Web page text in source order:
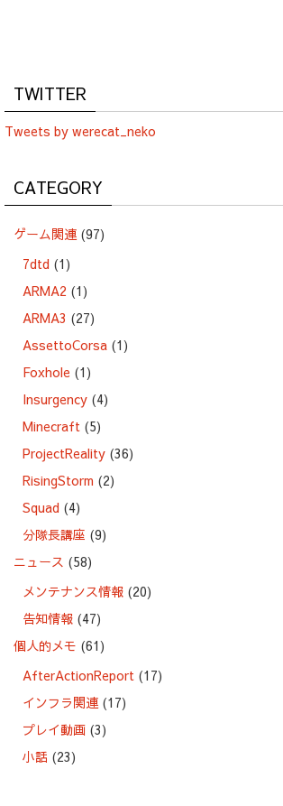
TWITTER
Tweets by werecat_neko
CATEGORY
ゲーム関連 (97)
7dtd (1)
ARMA2 (1)
ARMA3 (27)
AssettoCorsa (1)
Foxhole (1)
Insurgency (4)
Minecraft (5)
ProjectReality (36)
RisingStorm (2)
Squad (4)
分隊長講座 (9)
ニュース (58)
メンテナンス情報 (20)
告知情報 (47)
個人的メモ (61)
AfterActionReport (17)
インフラ関連 (17)
プレイ動画 (3)
小話 (23)